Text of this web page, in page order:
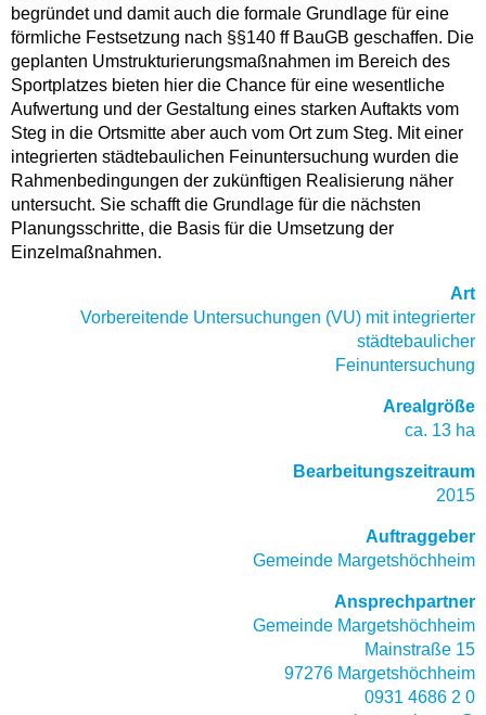
begründet und damit auch die formale Grundlage für eine
förmliche Festsetzung nach §§140 ff BauGB geschaffen. Die
geplanten Umstrukturierungsmaßnahmen im Bereich des
Sportplatzes bieten hier die Chance für eine wesentliche
Aufwertung und der Gestaltung eines starken Auftakts vom
Steg in die Ortsmitte aber auch vom Ort zum Steg. Mit einer
integrierten städtebaulichen Feinuntersuchung wurden die
Rahmenbedingungen der zukünftigen Realisierung näher
untersucht. Sie schafft die Grundlage für die nächsten
Planungsschritte, die Basis für die Umsetzung der
Einzelmaßnahmen.
Art
Vorbereitende Untersuchungen (VU) mit integrierter
städtebaulicher
Feinuntersuchung
Arealgröße
ca. 13 ha
Bearbeitungszeitraum
2015
Auftraggeber
Gemeinde Margetshöchheim
Ansprechpartner
Gemeinde Margetshöchheim
Mainstraße 15
97276 Margetshöchheim
0931 4686 2 0